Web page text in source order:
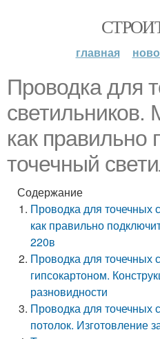
главная
Проводка для
как правильно
точечный
Содержание
Проводка для точечных
как правильно
220в
Проводка для точечных
гипсокартоном.
разновидности
Проводка для точечных
потолок. Изготовление